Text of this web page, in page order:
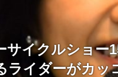
サイクルショ
ライダーがカッ